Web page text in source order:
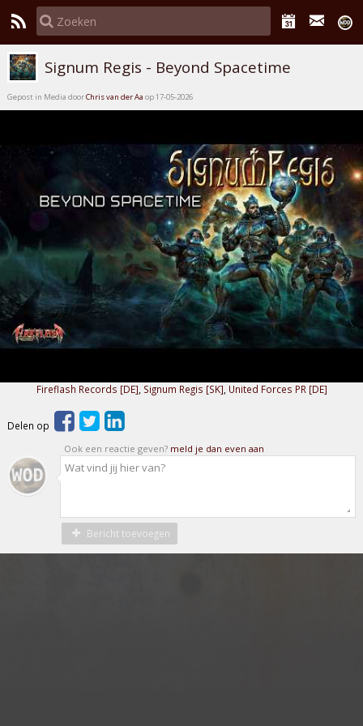
Signum Regis - Beyond Spacetime
Gepost in Media doorChris van der Aa op 17-05-2026
Fireflash Records [DE] Signum Regis [SK] United Forces PR [DE]
Delen op
Ook een reactie geven? meld je dan even aan
Bericht toevoegen